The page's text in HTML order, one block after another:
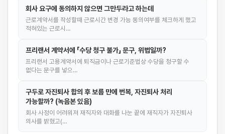
회사 요구에 동의하지 않으면 그만두라고 하는데
근로계약서를 작성할때 근로시간 변경 가능 동의여부를 체크하게 했고
적혀있는 근로시…
프리랜서 계약서에 「수당 청구 불가」 문구, 위법일까?
프리랜서 고용계약서에 퇴직금이나 근로기준법상 수당을 청구할 수
없다는 문구를 넣으…
구두로 자진퇴사 합의 후 보름 만에 번복, 자진퇴사 처리
가능할까? (녹음본 있음)
회사 사정이 어려워져 재직자와 대화를 나눈 끝에 재직자가 자진퇴사
의사를 밝혔고(…